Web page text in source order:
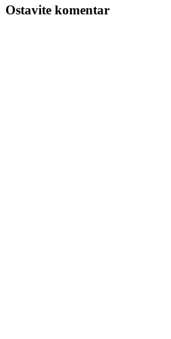
Ostavite komentar